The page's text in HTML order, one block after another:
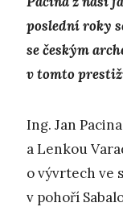
poslední roky
se českým
v tomto
Ing. Jan
a Lenkou
o vývrtech ve
v pohoří